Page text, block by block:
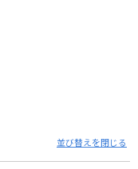
並び替えを閉じる